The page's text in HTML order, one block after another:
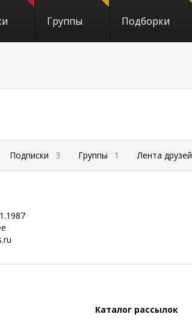
Группы Подборки
Подписки 3 Группы 1 Лента друзей
Каталог рассылок